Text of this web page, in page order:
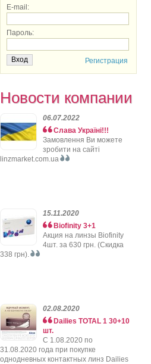
E-mail:
Пароль:
Регистрация
Новости компании
06.07.2022
Слава Україні!!!
Замовлення Ви можете
зробити на сайті
linzmarket.com.ua
15.11.2020
Biofinity 3+1
Акция на линзы Biofinity
4шт. за 630 грн. (Скидка
338 грн).
02.08.2020
Dailies TOTAL 1 30+10
шт.
C 1.08.2020 по
31.08.2020 года при покупке
однодневных контактных линз Dailies